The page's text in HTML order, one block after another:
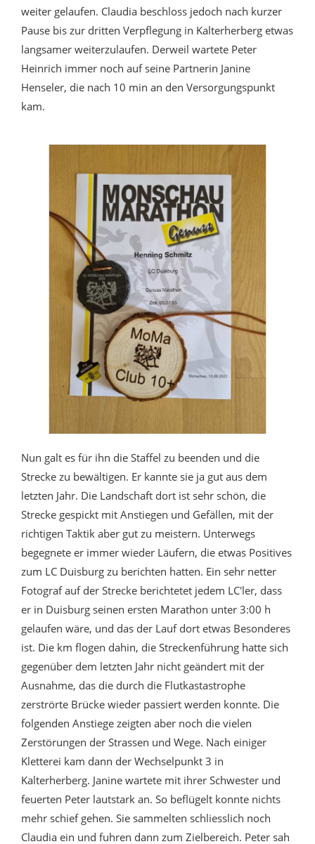
weiter gelaufen. Claudia beschloss jedoch nach kurzer
Pause bis zur dritten Verpflegung in Kalterherberg etwas
langsamer weiterzulaufen. Derweil wartete Peter
Heinrich immer noch auf seine Partnerin Janine
Henseler, die nach 10 min an den Versorgungspunkt
kam.
Nun galt es für ihn die Staffel zu beenden und die
Strecke zu bewältigen. Er kannte sie ja gut aus dem
letzten Jahr. Die Landschaft dort ist sehr schön, die
Strecke gespickt mit Anstiegen und Gefällen, mit der
richtigen Taktik aber gut zu meistern. Unterwegs
begegnete er immer wieder Läufern, die etwas Positives
zum LC Duisburg zu berichten hatten. Ein sehr netter
Fotograf auf der Strecke berichtetet jedem LC'ler, dass
er in Duisburg seinen ersten Marathon unter 3:00 h
gelaufen wäre, und das der Lauf dort etwas Besonderes
ist. Die km flogen dahin, die Streckenführung hatte sich
gegenüber dem letzten Jahr nicht geändert mit der
Ausnahme, das die durch die Flutkastastrophe
zerströrte Brücke wieder passiert werden konnte. Die
folgenden Anstiege zeigten aber noch die vielen
Zerstörungen der Strassen und Wege. Nach einiger
Kletterei kam dann der Wechselpunkt 3 in
Kalterherberg. Janine wartete mit ihrer Schwester und
feuerten Peter lautstark an. So beflügelt konnte nichts
mehr schief gehen. Sie sammelten schliesslich noch
Claudia ein und fuhren dann zum Zielbereich. Peter sah